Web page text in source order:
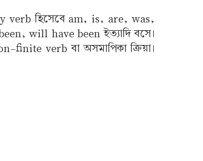
হিসেবে am, is, are, was,
will have been ইত্যাদি বসে।
verb বা অসমাপিকা ক্রিয়া।